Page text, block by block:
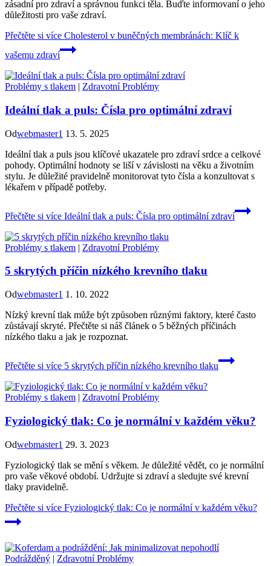
zásadní pro zdraví a správnou funkci těla. Buďte informovaní o jeho
důležitosti pro vaše zdraví.
Přečtěte si více Cholesterol v buněčných membránách: Klíč k
vašemu zdraví
Problémy s tlakem | Zdravotní Problémy
Ideální tlak a puls: Čísla pro optimální zdraví
Odwebmaster1 13. 5. 2025
Ideální tlak a puls jsou klíčové ukazatele pro zdraví srdce a celkové
pohody. Optimální hodnoty se liší v závislosti na věku a životním
stylu. Je důležité pravidelně monitorovat tyto čísla a konzultovat s
lékařem v případě potřeby.
Přečtěte si více Ideální tlak a puls: Čísla pro optimální zdraví
Problémy s tlakem | Zdravotní Problémy
5 skrytých příčin nízkého krevního tlaku
Odwebmaster1 1. 10. 2022
Nízký krevní tlak může být způsoben různými faktory, které často
zůstávají skryté. Přečtěte si náš článek o 5 běžných příčinách
nízkého tlaku a jak je rozpoznat.
Přečtěte si více 5 skrytých příčin nízkého krevního tlaku
Problémy s tlakem | Zdravotní Problémy
Fyziologický tlak: Co je normální v každém věku?
Odwebmaster1 29. 3. 2023
Fyziologický tlak se mění s věkem. Je důležité vědět, co je normální
pro vaše věkové období. Udržujte si zdraví a sledujte své krevní
tlaky pravidelně.
Přečtěte si více Fyziologický tlak: Co je normální v každém věku?
Podrážděný | Zdravotní Problémy